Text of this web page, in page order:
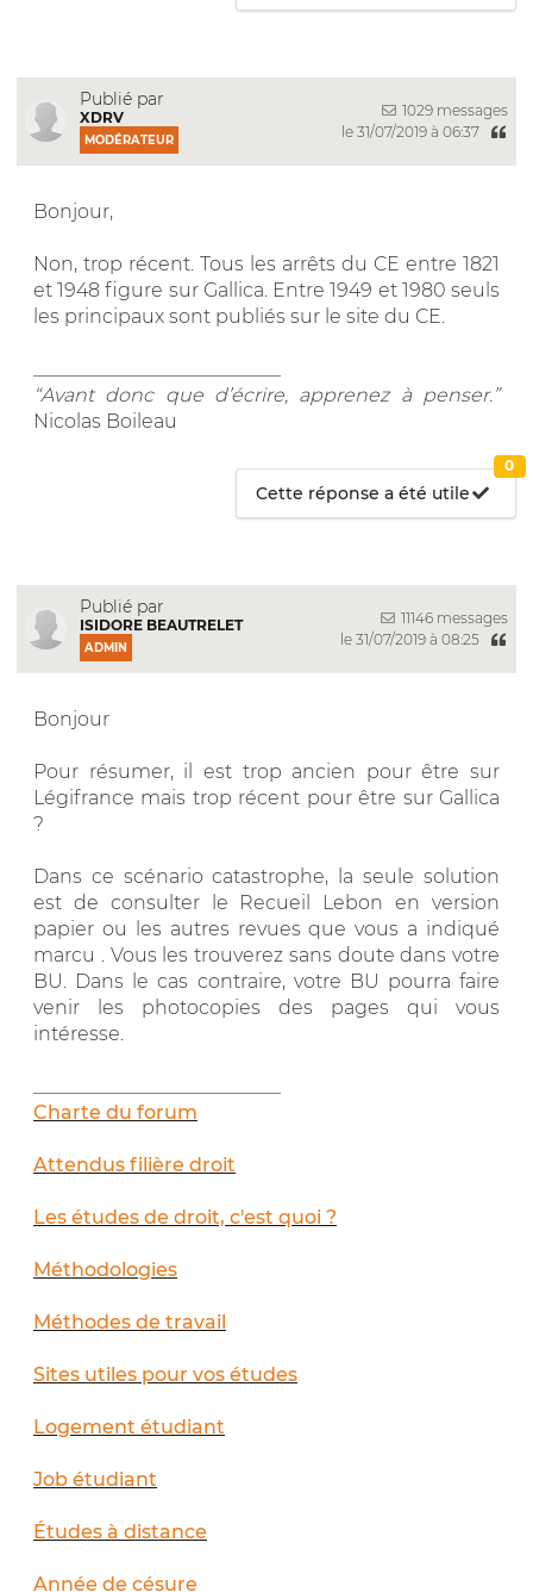
Publié par
XDRV
MODÉRATEUR
1029 messages
le 31/07/2019 à 06:37
Bonjour,
Non, trop récent. Tous les arrêts du CE entre 1821
et 1948 figure sur Gallica. Entre 1949 et 1980 seuls
les principaux sont publiés sur le site du CE.
“Avant donc que d’écrire, apprenez à penser.”
Nicolas Boileau
Cette réponse a été utile
0
Publié par
ISIDORE BEAUTRELET
ADMIN
11146 messages
le 31/07/2019 à 08:25
Bonjour
Pour résumer, il est trop ancien pour être sur
Légifrance mais trop récent pour être sur Gallica
?
Dans ce scénario catastrophe, la seule solution
est de consulter le Recueil Lebon en version
papier ou les autres revues que vous a indiqué
marcu . Vous les trouverez sans doute dans votre
BU. Dans le cas contraire, votre BU pourra faire
venir les photocopies des pages qui vous
intéresse.
Charte du forum
Attendus filière droit
Les études de droit, c'est quoi ?
Méthodologies
Méthodes de travail
Sites utiles pour vos études
Logement étudiant
Job étudiant
Études à distance
Année de césure